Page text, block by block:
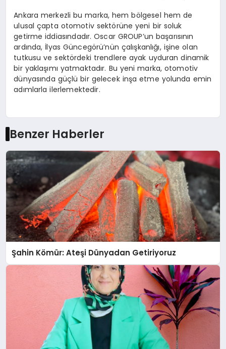
Ankara merkezli bu marka, hem bölgesel hem de
ulusal çapta otomotiv sektörüne yeni bir soluk
getirme iddiasındadır. Oscar GROUP’un başarısının
ardında, İlyas Güncegörü’nün çalışkanlığı, işine olan
tutkusu ve sektördeki trendlere ayak uyduran dinamik
bir yaklaşımı yatmaktadır. Bu yeni marka, otomotiv
dünyasında güçlü bir gelecek inşa etme yolunda emin
adımlarla ilerlemektedir.
Benzer Haberler
Şahin Kömür: Ateşi Dünyadan Getiriyoruz